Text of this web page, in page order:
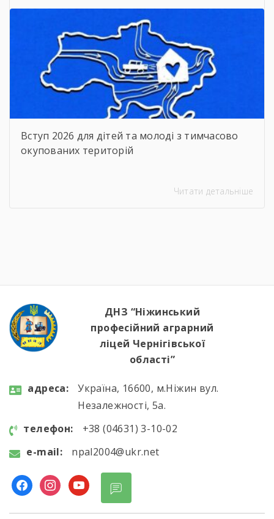
Вступ 2026 для дітей та молоді з тимчасово
окупованих територій
Читати детальніше
ДНЗ “Ніжинський
професійний аграрний
ліцей Чернігівської
області”
aдресa:
Україна, 16600, м.Ніжин вул.
Незалежності, 5а.
телефон:
+38 (04631) 3-10-02
e-mail:
npal2004@ukr.net
facebookinstagram
youtube